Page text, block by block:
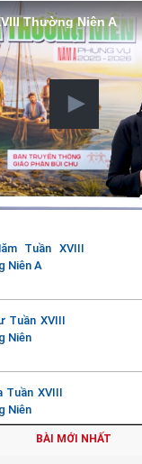
Thường Niên A
Tuần XVIII
Niên A
Tuần XVIII
Niên
Tuần XVIII
Niên
BÀI MỚI NHẤT